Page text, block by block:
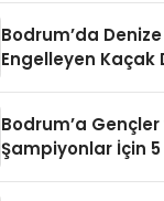
Bodrum’da
Engelleyen Kaçak
Bodrum’a
Şampiyonlar İçin 5